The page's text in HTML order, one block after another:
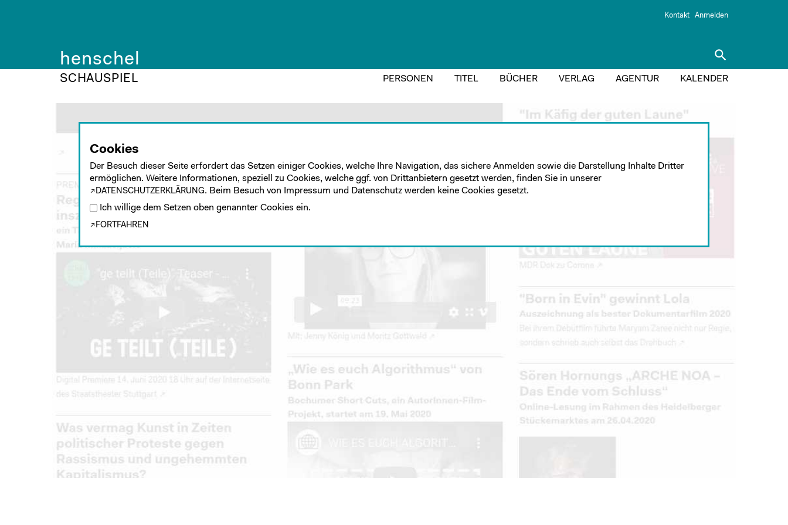
Kontakt Anmelden
henschel search
SCHAUSPIEL PERSONEN TITEL BÜCHER VERLAG AGENTUR KALENDER
Cookies
Der Besuch dieser Seite erfordert das Setzen einiger Cookies, welche Ihre Navigation, das sichere Anmelden sowie die Darstellung Inhalte Dritter
ermöglichen. Weitere Informationen, speziell zu Cookies, welche ggf. von Drittanbietern gesetzt werden, finden Sie in unserer
DATENSCHUTZERKLÄRUNG. Beim Besuch von Impressum und Datenschutz werden keine Cookies gesetzt.
Ich willige dem Setzen oben genannter Cookies ein.
FORTFAHREN